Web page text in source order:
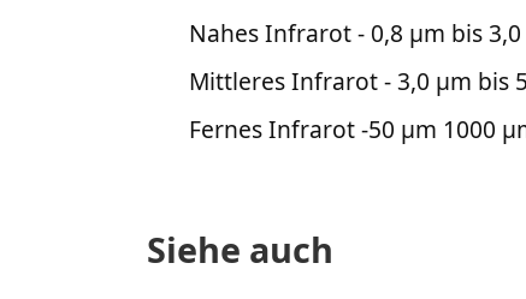
Nahes Infrarot - 0,8 µm bis
Mittleres Infrarot - 3,0 µm bis
Fernes Infrarot -50 µm 1000
Siehe auch